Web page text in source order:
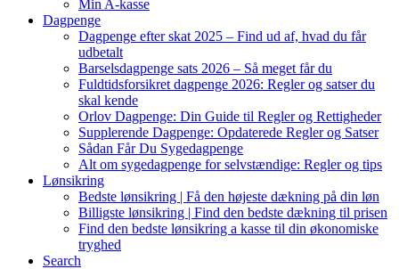
Min A-kasse
Dagpenge
Dagpenge efter skat 2025 – Find ud af, hvad du får
udbetalt
Barselsdagpenge sats 2026 – Så meget får du
Fuldtidsforsikret dagpenge 2026: Regler og satser du
skal kende
Orlov Dagpenge: Din Guide til Regler og Rettigheder
Supplerende Dagpenge: Opdaterede Regler og Satser
Sådan Får Du Sygedagpenge
Alt om sygedagpenge for selvstændige: Regler og tips
Lønsikring
Bedste lønsikring | Få den højeste dækning på din løn
Billigste lønsikring | Find den bedste dækning til prisen
Find den bedste lønsikring a kasse til din økonomiske
tryghed
Search